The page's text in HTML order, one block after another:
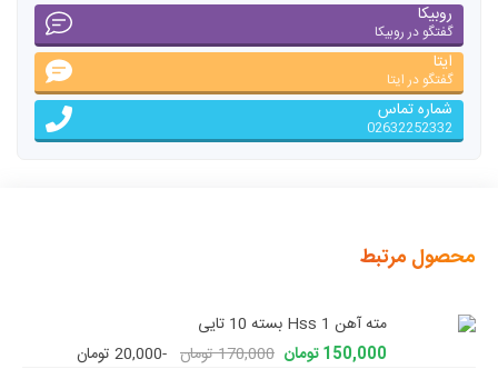
روبیکا
گفتگو در روبیکا
ایتا
گفتگو در ایتا
شماره تماس
02632252332
محصول مرتبط
مته آهن 1 Hss بسته 10 تایی
150,000 تومان
170,000 تومان
-20,000 تومان